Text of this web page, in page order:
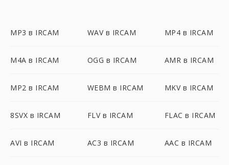
MP3 в IRCAM WAV в IRCAM MP4 в IRCAM
M4A в IRCAM OGG в IRCAM AMR в IRCAM
MP2 в IRCAM WEBM в IRCAM MKV в IRCAM
8SVX в IRCAM FLV в IRCAM FLAC в IRCAM
AVI в IRCAM AC3 в IRCAM AAC в IRCAM